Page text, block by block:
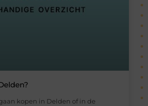
kopen in Delden of in de